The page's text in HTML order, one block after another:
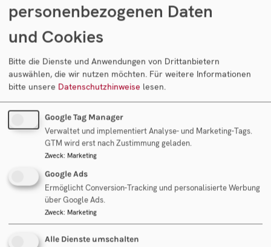
Unternehmenskaufes oder einer geplanten
Beteiligung jene Verhandlungspunkte genannt,
keinesfalls zustande kommt.
Ganzen Artikel lesen
personenbezogenen Daten
und Cookies
Bitte die Dienste und Anwendungen von Drittanbietern
auswählen, die wir nutzen möchten. Für weitere Informationen
bitte unsere Datenschutzhinweise lesen.
Google Tag Manager
Verwaltet und implementiert Analyse- und Marketing-Tags.
GTM wird erst nach Zustimmung geladen.
Zweck: Marketing
Google Ads
Ermöglicht Conversion-Tracking und personalisierte Werbung
über Google Ads.
Zweck: Marketing
Alle Dienste umschalten